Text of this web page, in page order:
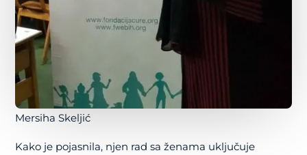
Mersiha Skeljić
Kako je pojasnila, njen rad sa ženama uključuje